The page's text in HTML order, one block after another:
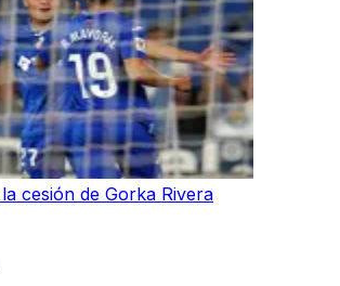
cesión de Gorka Rivera